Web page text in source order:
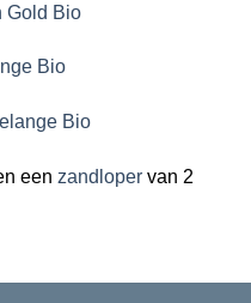
Gold Bio
Bio
Bio
een zandloper van 2